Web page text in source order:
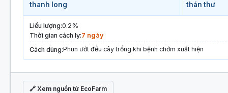
thanh long thán thư
Liều lượng:0.2%
Thời gian cách ly:7 ngày
Cách dùng:Phun ướt đều cây trồng khi bệnh chớm xuất hiện
🔗 Xem nguồn từ EcoFarm